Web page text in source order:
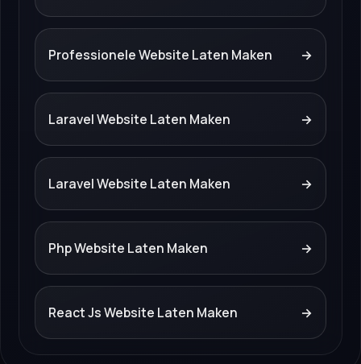
Professionele Website Laten Maken →
Laravel Website Laten Maken →
Laravel Website Laten Maken →
Php Website Laten Maken →
React Js Website Laten Maken →